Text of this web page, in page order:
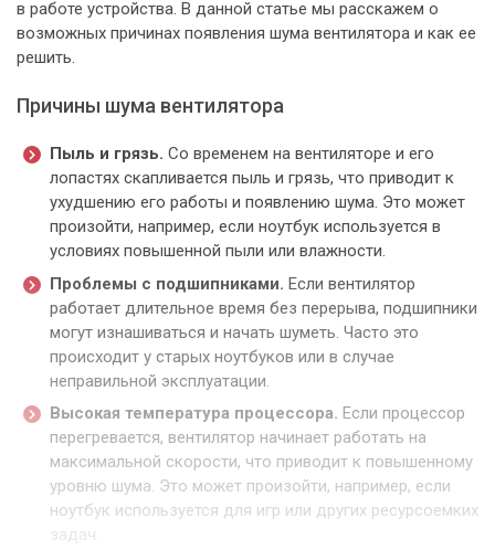
в работе устройства. В данной статье мы расскажем о
возможных причинах появления шума вентилятора и как ее
решить.
Причины шума вентилятора
Пыль и грязь. Со временем на вентиляторе и его
лопастях скапливается пыль и грязь, что приводит к
ухудшению его работы и появлению шума. Это может
произойти, например, если ноутбук используется в
условиях повышенной пыли или влажности.
Проблемы с подшипниками. Если вентилятор
работает длительное время без перерыва, подшипники
могут изнашиваться и начать шуметь. Часто это
происходит у старых ноутбуков или в случае
неправильной эксплуатации.
Высокая температура процессора. Если процессор
перегревается, вентилятор начинает работать на
максимальной скорости, что приводит к повышенному
уровню шума. Это может произойти, например, если
ноутбук используется для игр или других ресурсоемких
задач.